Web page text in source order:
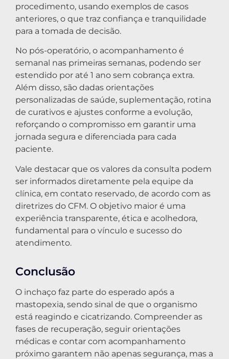
procedimento, usando exemplos de casos
anteriores, o que traz confiança e tranquilidade
para a tomada de decisão.
No pós-operatório, o acompanhamento é
semanal nas primeiras semanas, podendo ser
estendido por até 1 ano sem cobrança extra.
Além disso, são dadas orientações
personalizadas de saúde, suplementação, rotina
de curativos e ajustes conforme a evolução,
reforçando o compromisso em garantir uma
jornada segura e diferenciada para cada
paciente.
Vale destacar que os valores da consulta podem
ser informados diretamente pela equipe da
clínica, em contato reservado, de acordo com as
diretrizes do CFM. O objetivo maior é uma
experiência transparente, ética e acolhedora,
fundamental para o vínculo e sucesso do
atendimento.
Conclusão
O inchaço faz parte do esperado após a
mastopexia, sendo sinal de que o organismo
está reagindo e cicatrizando. Compreender as
fases de recuperação, seguir orientações
médicas e contar com acompanhamento
próximo garantem não apenas segurança, mas a